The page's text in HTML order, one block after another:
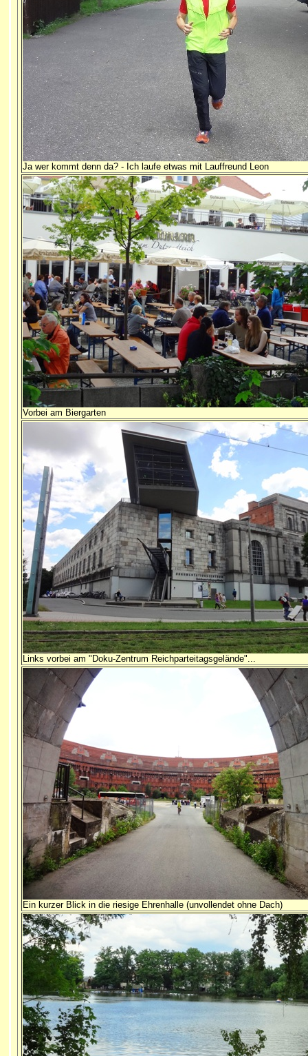
Ja wer kommt denn da? - Ich laufe etwas mit Lauffreund Leon
Vorbei am Biergarten
Links vorbei am "Doku-Zentrum Reichparteitagsgelände"...
Ein kurzer Blick in die riesige Ehrenhalle (unvollendet ohne Dach)